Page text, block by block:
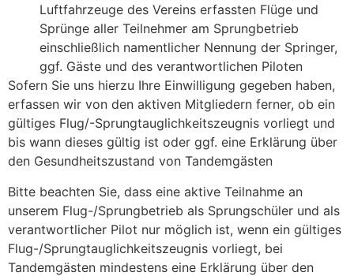
Luftfahrzeuge des Vereins erfassten Flüge und
Sprünge aller Teilnehmer am Sprungbetrieb
einschließlich namentlicher Nennung der Springer,
ggf. Gäste und des verantwortlichen Piloten
Sofern Sie uns hierzu Ihre Einwilligung gegeben haben,
erfassen wir von den aktiven Mitgliedern ferner, ob ein
gültiges Flug/-Sprungtauglichkeitszeugnis vorliegt und
bis wann dieses gültig ist oder ggf. eine Erklärung über
den Gesundheitszustand von Tandemgästen
Bitte beachten Sie, dass eine aktive Teilnahme an
unserem Flug-/Sprungbetrieb als Sprungschüler und als
verantwortlicher Pilot nur möglich ist, wenn ein gültiges
Flug-/Sprungtauglichkeitszeugnis vorliegt, bei
Tandemgästen mindestens eine Erklärung über den